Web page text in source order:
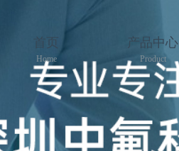
首页
Home
产品中心
Product